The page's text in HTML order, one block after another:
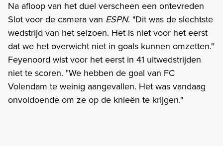
Na afloop van het duel verscheen een ontevreden
Slot voor de camera van ESPN. "Dit was de slechtste
wedstrijd van het seizoen. Het is niet voor het eerst
dat we het overwicht niet in goals kunnen omzetten."
Feyenoord wist voor het eerst in 41 uitwedstrijden
niet te scoren. "We hebben de goal van FC
Volendam te weinig aangevallen. Het was vandaag
onvoldoende om ze op de knieën te krijgen."